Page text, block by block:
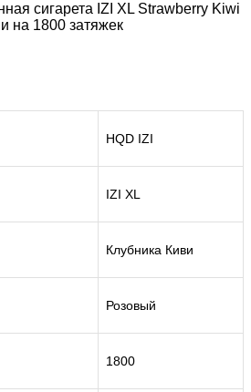
сигарета IZI XL Strawberry Kiwi
на 1800 затяжек
HQD IZI
IZI XL
Клубника Киви
Розовый
1800